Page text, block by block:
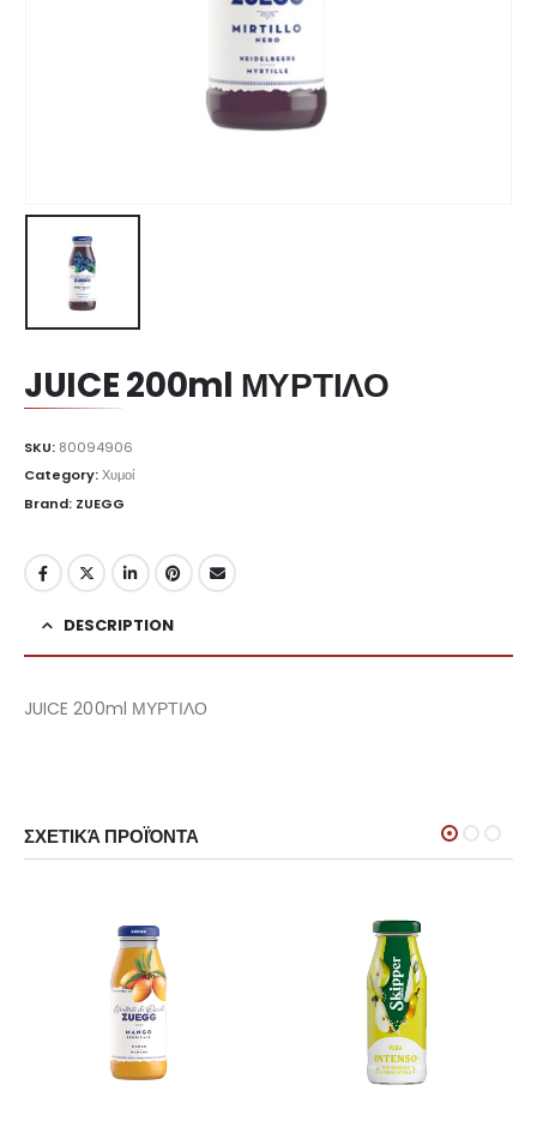
JUICE 200ml ΜΥΡΤΙΛΟ
SKU: 80094906
Category:Χυμοί
Brand: ZUEGG
DESCRIPTION
JUICE 200ml ΜΥΡΤΙΛΟ
ΣΧΕΤΙΚΆ ΠΡΟΪΌΝΤΑ